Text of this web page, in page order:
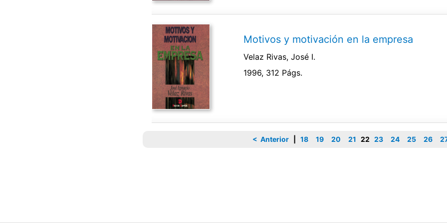
Motivos y motivación en la empresa
Velaz Rivas, José I.
1996, 312 Págs.
< Anterior 18 19 20 21 22 23 24 25 26